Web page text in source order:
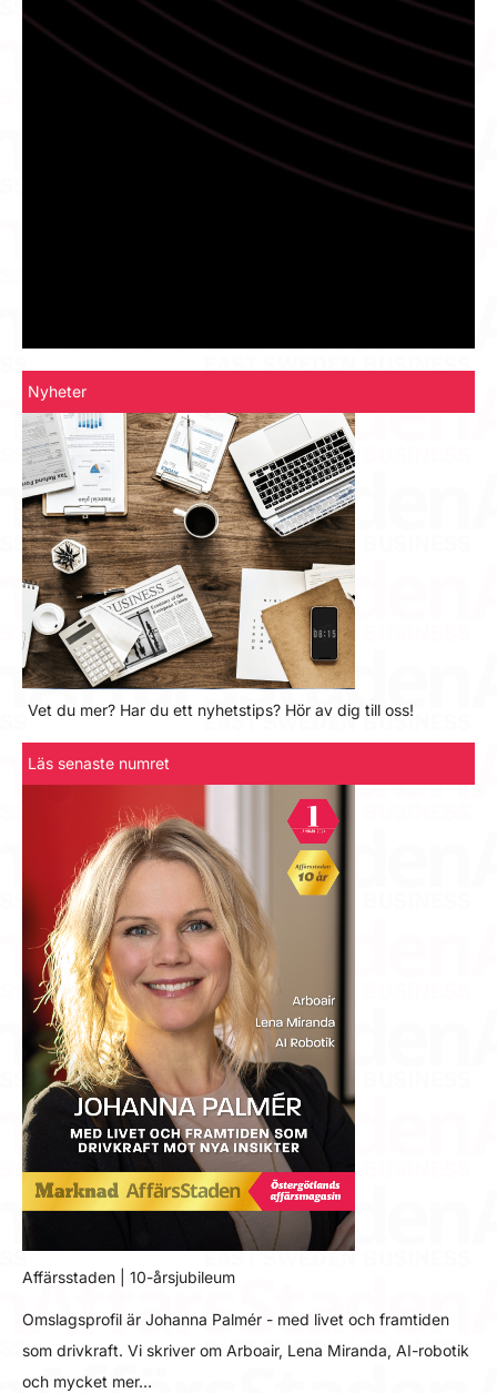
Nyheter
Vet du mer? Har du ett nyhetstips? Hör av dig till oss!
Läs senaste numret
Affärsstaden | 10-årsjubileum
Omslagsprofil är Johanna Palmér - med livet och framtiden
som drivkraft. Vi skriver om Arboair, Lena Miranda, AI-robotik
och mycket mer…